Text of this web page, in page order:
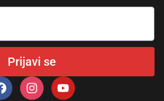
Prijavi se